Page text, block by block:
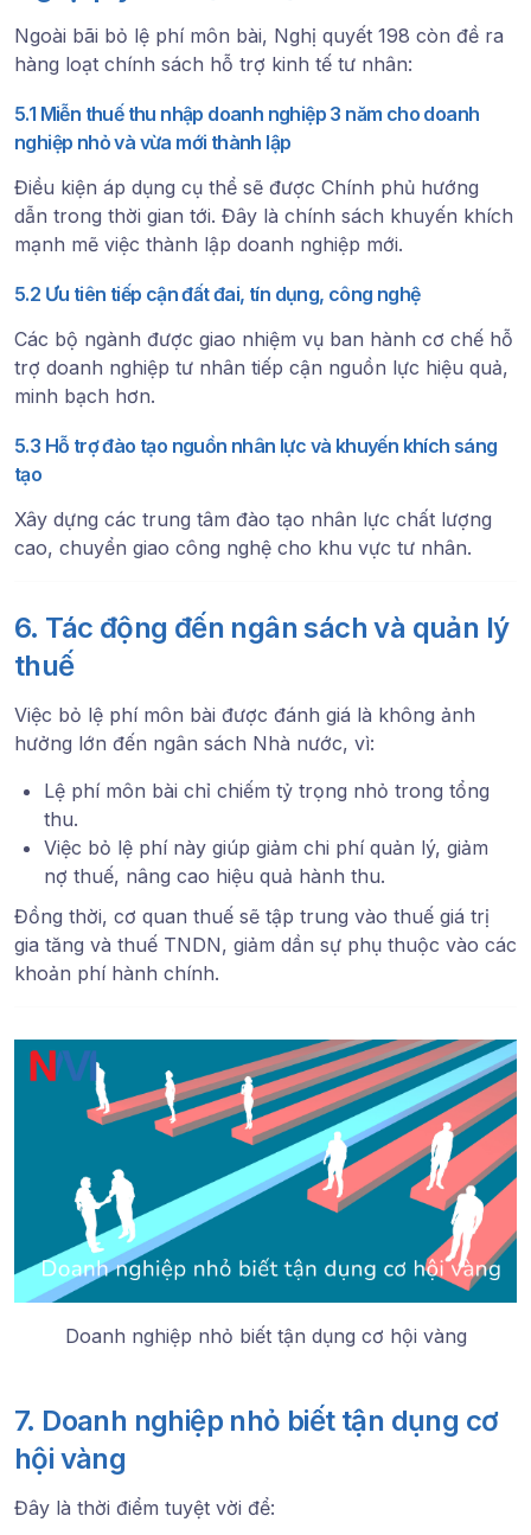
Ngoài bãi bỏ lệ phí môn bài, Nghị quyết 198 còn đề ra
hàng loạt chính sách hỗ trợ kinh tế tư nhân:
5.1 Miễn thuế thu nhập doanh nghiệp 3 năm cho doanh
nghiệp nhỏ và vừa mới thành lập
Điều kiện áp dụng cụ thể sẽ được Chính phủ hướng
dẫn trong thời gian tới. Đây là chính sách khuyến khích
mạnh mẽ việc thành lập doanh nghiệp mới.
5.2 Ưu tiên tiếp cận đất đai, tín dụng, công nghệ
Các bộ ngành được giao nhiệm vụ ban hành cơ chế hỗ
trợ doanh nghiệp tư nhân tiếp cận nguồn lực hiệu quả,
minh bạch hơn.
5.3 Hỗ trợ đào tạo nguồn nhân lực và khuyến khích sáng
tạo
Xây dựng các trung tâm đào tạo nhân lực chất lượng
cao, chuyển giao công nghệ cho khu vực tư nhân.
6. Tác động đến ngân sách và quản lý
thuế
Việc bỏ lệ phí môn bài được đánh giá là không ảnh
hưởng lớn đến ngân sách Nhà nước, vì:
Lệ phí môn bài chỉ chiếm tỷ trọng nhỏ trong tổng
thu.
Việc bỏ lệ phí này giúp giảm chi phí quản lý, giảm
nợ thuế, nâng cao hiệu quả hành thu.
Đồng thời, cơ quan thuế sẽ tập trung vào thuế giá trị
gia tăng và thuế TNDN, giảm dần sự phụ thuộc vào các
khoản phí hành chính.
Doanh nghiệp nhỏ biết tận dụng cơ hội vàng
7. Doanh nghiệp nhỏ biết tận dụng cơ
hội vàng
Đây là thời điểm tuyệt vời để: